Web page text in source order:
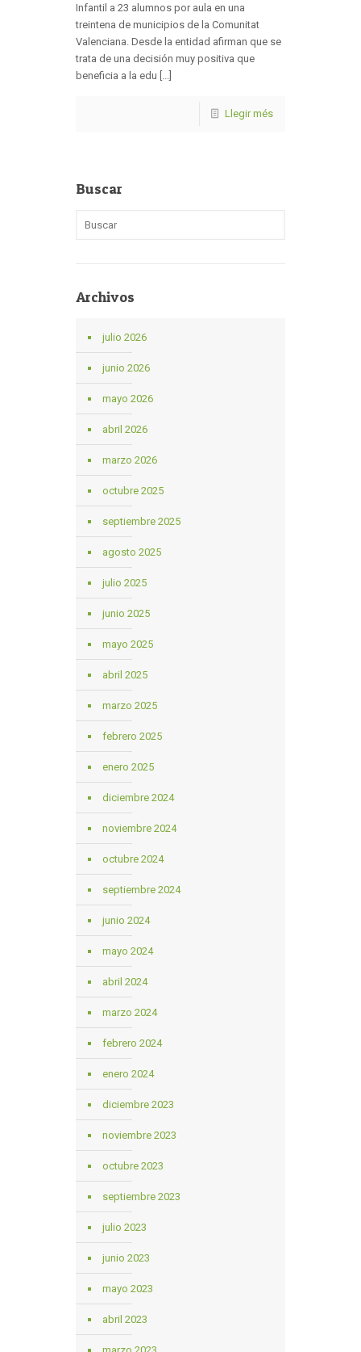
Infantil a 23 alumnos por aula en una
treintena de municipios de la Comunitat
Valenciana. Desde la entidad afirman que se
trata de una decisión muy positiva que
beneficia a la edu [...]
Llegir més
Buscar
Archivos
julio 2026
junio 2026
mayo 2026
abril 2026
marzo 2026
octubre 2025
septiembre 2025
agosto 2025
julio 2025
junio 2025
mayo 2025
abril 2025
marzo 2025
febrero 2025
enero 2025
diciembre 2024
noviembre 2024
octubre 2024
septiembre 2024
junio 2024
mayo 2024
abril 2024
marzo 2024
febrero 2024
enero 2024
diciembre 2023
noviembre 2023
octubre 2023
septiembre 2023
julio 2023
junio 2023
mayo 2023
abril 2023